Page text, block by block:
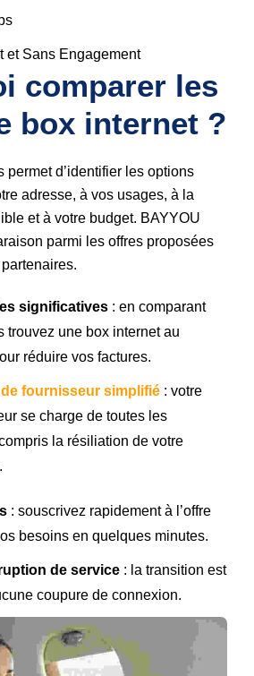
et Sans Engagement
comparer les
box internet ?
permet d’identifier les options
adresse, à vos usages, à la
et à votre budget. BAYYOU
parmi les offres proposées
significatives: en comparant
trouvez une box internet au
réduire vos factures.
fournisseur simplifié: votre
se charge de toutes les
la résiliation de votre
: souscrivez rapidement à l’offre
besoins en quelques minutes.
de service: la transition est
coupure de connexion.